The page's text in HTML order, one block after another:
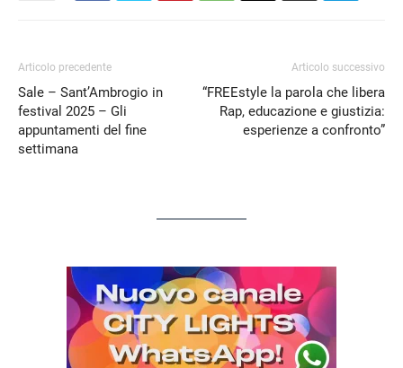
Articolo precedente
Sale – Sant’Ambrogio in
festival 2025 – Gli
appuntamenti del fine
settimana
Articolo successivo
“FREEstyle la parola che libera
Rap, educazione e giustizia:
esperienze a confronto”